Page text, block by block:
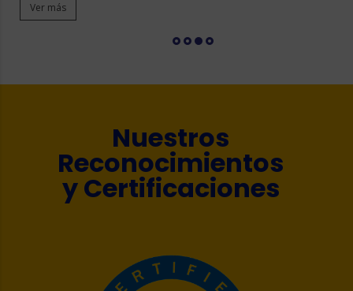
Ver más
Nuestros
Reconocimientos
y Certificaciones